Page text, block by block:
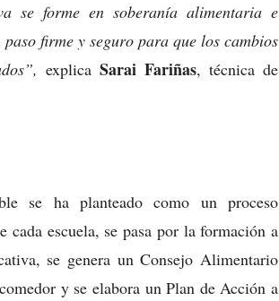
se forme en soberanía alimentaria e
firme y seguro para que los cambios
explica Sarai Fariñas, técnica de
se ha planteado como un proceso
escuela, se pasa por la formación a
se genera un Consejo Alimentario
y se elabora un Plan de Acción a